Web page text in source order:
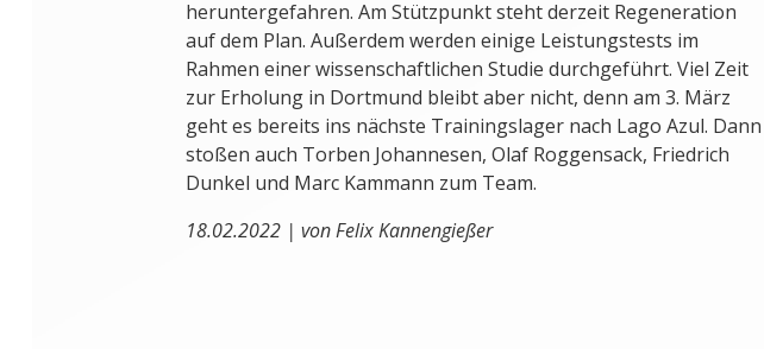
heruntergefahren. Am Stützpunkt steht derzeit Regeneration
auf dem Plan. Außerdem werden einige Leistungstests im
Rahmen einer wissenschaftlichen Studie durchgeführt. Viel Zeit
zur Erholung in Dortmund bleibt aber nicht, denn am 3. März
geht es bereits ins nächste Trainingslager nach Lago Azul. Dann
stoßen auch Torben Johannesen, Olaf Roggensack, Friedrich
Dunkel und Marc Kammann zum Team.
18.02.2022 | von Felix Kannengießer